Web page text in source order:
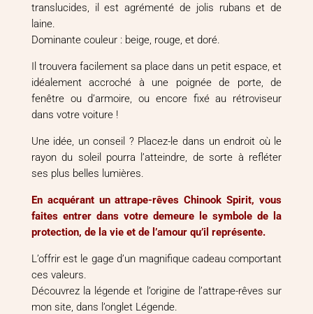
translucides, il est agrémenté de jolis rubans et de
laine.
Dominante couleur : beige, rouge, et doré.
Il trouvera facilement sa place dans un petit espace, et
idéalement accroché à une poignée de porte, de
fenêtre ou d’armoire, ou encore fixé au rétroviseur
dans votre voiture !
Une idée, un conseil ? Placez-le dans un endroit où le
rayon du soleil pourra l’atteindre, de sorte à refléter
ses plus belles lumières.
En acquérant un attrape-rêves Chinook Spirit, vous
faites entrer dans votre demeure le symbole de la
protection, de la vie et de l’amour qu’il représente.
L’offrir est le gage d’un magnifique cadeau comportant
ces valeurs.
Découvrez la légende et l’origine de l’attrape-rêves sur
mon site, dans l’onglet Légende.